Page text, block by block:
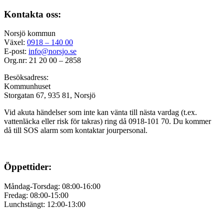
Kontakta oss:
Norsjö kommun
Växel: 0918 – 140 00
E-post: info@norsjo.se
Org.nr: 21 20 00 – 2858
Besöksadress:
Kommunhuset
Storgatan 67, 935 81, Norsjö
Vid akuta händelser som inte kan vänta till nästa vardag (t.ex.
vattenläcka ellerrisk för takras) ring då 0918-101 70. Du kommer
då till SOS alarm som kontaktar jourpersonal.
Öppettider:
Måndag-Torsdag: 08:00-16:00
Fredag: 08:00-15:00
Lunchstängt: 12:00-13:00